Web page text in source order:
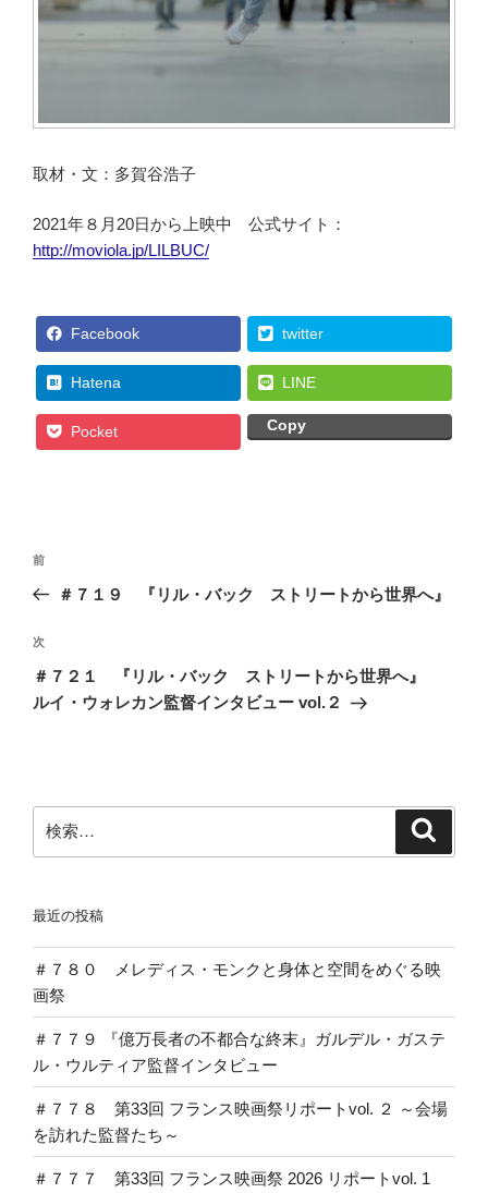
取材・文：多賀谷浩子
2021年８月20日から上映中 公式サイト：
http://moviola.jp/LILBUC/
Facebook twitter
Hatena LINE
Pocket Copy
投
ナ
ビ
ゲ
ー
前
の
稿
前
＃７１９ 『リル・バック ストリートから世界へ』
次
の
投
次
＃７２１ 『リル・バック ストリートから世界へ』
ルイ・ウォレカン監督インタビュー vol.２
索:
最近の投稿
＃７８０ メレディス・モンクと身体と空間をめぐる映
画祭
＃７７９ 『億万長者の不都合な終末』ガルデル・ガステ
ル・ウルティア監督インタビュー
＃７７８ 第33回 フランス映画祭リポートvol. ２ ～会場
を訪れた監督たち～
＃７７７ 第33回 フランス映画祭 2026 リポートvol. 1